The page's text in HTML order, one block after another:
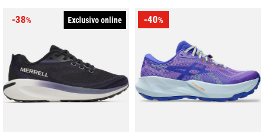
-38% Exclusivo online -40%